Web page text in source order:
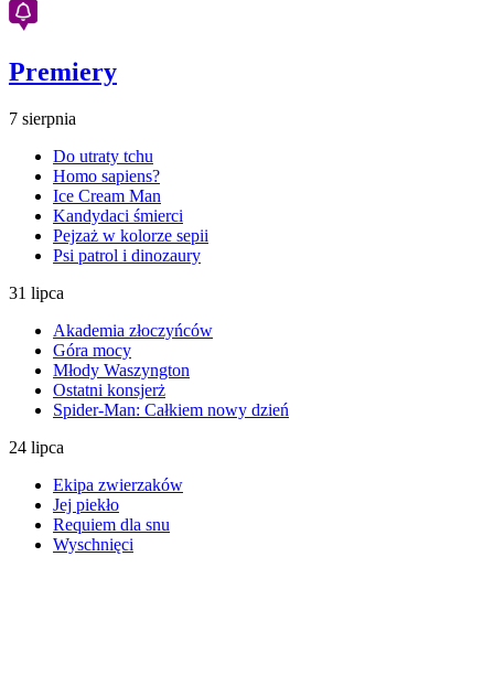
Premiery
7 sierpnia
Do utraty tchu
Homo sapiens?
Ice Cream Man
Kandydaci śmierci
Pejzaż w kolorze sepii
Psi patrol i dinozaury
31 lipca
Akademia złoczyńców
Góra mocy
Młody Waszyngton
Ostatni konsjerż
Spider-Man: Całkiem nowy dzień
24 lipca
Ekipa zwierzaków
Jej piekło
Requiem dla snu
Wyschnięci